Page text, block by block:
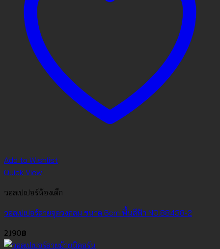
Add to Wishlist
Quick View
วอลเปเปอร์ห้องเด็ก
วอลเปเปอร์ลายจุดวงกลม ขนาด 6cm พื้นสีฟ้า NO.88438-2
2,190฿